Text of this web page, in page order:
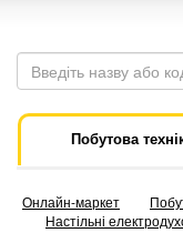
Побутова
Онлайн-маркет
Настільні